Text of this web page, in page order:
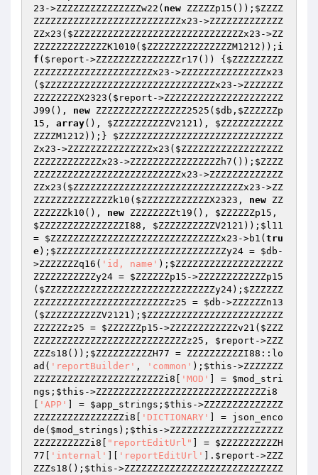
23 ->ZZZZZZZZZZZZZZZw22( new ZZZZZp15()); $ZZZZ
ZZZZZZZZZZZZZZZZZZZZZZZZZZx23 ->ZZZZZZZZZZZZZ
ZZx23( $ZZZZZZZZZZZZZZZZZZZZZZZZZZZZZZx23 ->ZZ
ZZZZZZZZZZZZZK1010( $ZZZZZZZZZZZZZZZM1212 )); i
f ( $report ->ZZZZZZZZZZZZZZZr17()) { $ZZZZZZZZZ
ZZZZZZZZZZZZZZZZZZZZZx23 ->ZZZZZZZZZZZZZZZx23
( $ZZZZZZZZZZZZZZZZZZZZZZZZZZZZZZx23 ->ZZZZZZZ
ZZZZZZZZX2323( $report ->ZZZZZZZZZZZZZZZZZZZZZ
J99(), new ZZZZZZZZZZZZZZZZ2525( $db , $ZZZZZZp
15 , array(), $ZZZZZZZZZZV2121 ), $ZZZZZZZZZZZ
ZZZZM1212 ));} $ZZZZZZZZZZZZZZZZZZZZZZZZZZZZZ
Zx23 ->ZZZZZZZZZZZZZZZx23( $ZZZZZZZZZZZZZZZZZZ
ZZZZZZZZZZZZx23 ->ZZZZZZZZZZZZZZZZh7()); $ZZZZ
ZZZZZZZZZZZZZZZZZZZZZZZZZZx23 ->ZZZZZZZZZZZZZ
ZZx23( $ZZZZZZZZZZZZZZZZZZZZZZZZZZZZZZx23 ->ZZ
ZZZZZZZZZZZZZZk10( $ZZZZZZZZZZZZX2323 , new ZZ
ZZZZZZk10(), new ZZZZZZZZt19(), $ZZZZZZp15
$ZZZZZZZZZZZZZZZI88 , $ZZZZZZZZZZV2121 )); $l11
= $ZZZZZZZZZZZZZZZZZZZZZZZZZZZZZZx23 ->b1( tru
e); $ZZZZZZZZZZZZZZZZZZZZZZZZZZZZZZy24 = $db -
>ZZZZZZZq16( 'id, name' ); $ZZZZZZZZZZZZZZZZZZZ
ZZZZZZZZZZZy24 = $ZZZZZZp15 ->ZZZZZZZZZZZZp15
( $ZZZZZZZZZZZZZZZZZZZZZZZZZZZZZZy24); $ZZZZZZ
ZZZZZZZZZZZZZZZZZZZZZZZZz25 = $db ->ZZZZZZn13
( $ZZZZZZZZZZV2121 ); $ZZZZZZZZZZZZZZZZZZZZZZZZ
ZZZZZZz25 = $ZZZZZZp15 ->ZZZZZZZZZZZZv21( $ZZZ
ZZZZZZZZZZZZZZZZZZZZZZZZZZZz25 , $report ->ZZZ
ZZZs18()); $ZZZZZZZZZZH77 = ZZZZZZZZZZI88::lo
ad( 'reportBuilder' , 'common' ); $this ->ZZZZZZZ
ZZZZZZZZZZZZZZZZZZZZZZZi8[
'MOD' ] = $mod_stri
ngs ; $this ->ZZZZZZZZZZZZZZZZZZZZZZZZZZZZZZi8
'APP' ] = $app_strings ; $this ->ZZZZZZZZZZZZZZ
ZZZZZZZZZZZZZZZZi8[
'DICTIONARY'
] = json_enco
de( $mod_strings ); $this ->ZZZZZZZZZZZZZZZZZZZZ
ZZZZZZZZZZi8[
"reportEditUrl" ] = $ZZZZZZZZZZH
77
'internal' 'reportEditUrl' ]. $report ->ZZZ
ZZZs18(); $this ->ZZZZZZZZZZZZZZZZZZZZZZZZZZZZ